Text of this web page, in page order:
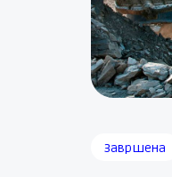
Завршена